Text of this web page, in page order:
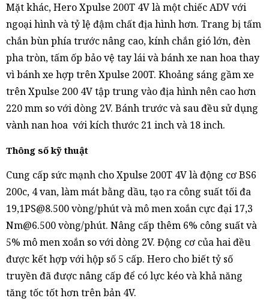
Mặt khác, Hero Xpulse 200T 4V là một chiếc ADV với
ngoại hình và tỷ lệ đậm chất địa hình hơn. Trang bị tấm
chắn bùn phía trước nâng cao, kính chắn gió lớn, đèn
pha tròn, tấm ốp bảo vệ tay lái và bánh xe nan hoa thay
vì bánh xe hợp trên Xpulse 200T. Khoảng sáng gầm xe
trên Xpulse 200 4V tập trung vào địa hình nên cao hơn
220 mm so với dòng 2V. Bánh trước và sau đều sử dụng
vành nan hoa với kích thước 21 inch và 18 inch.
Thông số kỹ thuật
Cung cấp sức mạnh cho Xpulse 200T 4V là động cơ BS6
200c, 4 van, làm mát bằng dầu, tạo ra công suất tối đa
19,1PS@8.500 vòng/phút và mô men xoắn cực đại 17,3
Nm@6.500 vòng/phút. Nâng cấp thêm 6% công suất và
5% mô men xoắn so với dòng 2V. Động cơ của hai đều
được kết hợp với hộp số 5 cấp. Hero cho biết tỷ số
truyền đã được nâng cấp để có lực kéo và khả năng
tăng tốc tốt hơn trên bản 4V.